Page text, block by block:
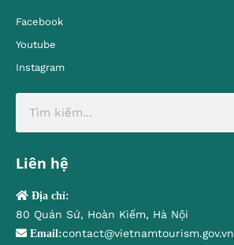
Facebook
Youtube
Instagram
Liên hệ
Địa chỉ:
80 Quán Sứ, Hoàn Kiếm, Hà Nội
Email:contact@vietnamtourism.gov.vn